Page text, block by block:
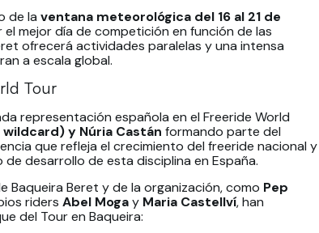
de la ventana meteorológica del 16 al 21 de
mejor día de competición en función de las
ofrecerá actividades paralelas y una intensa
a escala global.
Tour
representación española en el Freeride World
y Núria Castán formando parte del
que refleja el crecimiento del freeride nacional y
desarrollo de esta disciplina en España.
Beret y de la organización, como Pep
riders Abel Mogay Maria Castellví, han
del Tour en Baqueira: